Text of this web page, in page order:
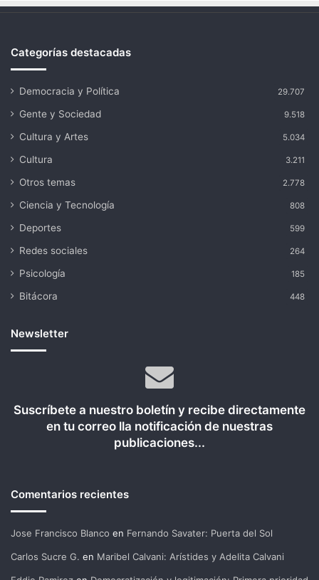
Categorías destacadas
Democracia y Política 29.707
Gente y Sociedad 9.518
Cultura y Artes 5.034
Cultura 3.211
Otros temas 2.778
Ciencia y Tecnología 808
Deportes 599
Redes sociales 264
Psicología 185
Bitácora 448
Newsletter
Suscríbete a nuestro boletín y recibe directamente
en tu correo lla notificación de nuestras
publicaciones...
Comentarios recientes
Jose Francisco Blanco en Fernando Savater: Puerta del Sol
Carlos Sucre G. en Maribel Calvani: Arístides y Adelita Calvani